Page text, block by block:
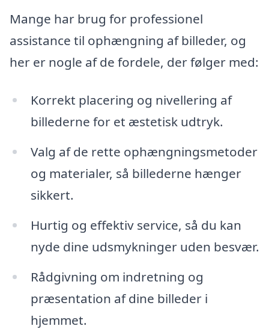
Mange har brug for professionel
assistance til ophængning af billeder, og
her er nogle af de fordele, der følger med:
Korrekt placering og nivellering af
billederne for et æstetisk udtryk.
Valg af de rette ophængningsmetoder
og materialer, så billederne hænger
sikkert.
Hurtig og effektiv service, så du kan
nyde dine udsmykninger uden besvær.
Rådgivning om indretning og
præsentation af dine billeder i
hjemmet.